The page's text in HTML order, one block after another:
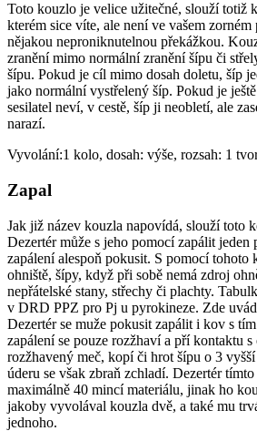
Toto kouzlo je velice užitečné, slouží totiž
kterém sice víte, ale není ve vašem
nějakou neproniknutelnou překážkou.
zranění mimo normální zranění šípu či
šípu. Pokud je cíl mimo dosah doletu, šíp
jako normální vystřelený šíp. Pokud je
sesilatel neví, v cestě, šíp ji neobletí, ale
narazí.
Vyvolání:1 kolo, dosah: výše, rozsah: 1
Zapal
Jak již název kouzla napovídá, slouží toto
Dezertér může s jeho pomocí zapálit jeden
zapálení alespoň pokusit. S pomocí tohoto
ohniště, šípy, když při sobě nemá zdroj
nepřátelské stany, střechy či plachty.
v DRD PPZ pro Pj u pyrokineze. Zde
Dezertér se muže pokusit zapálit i kov s
zapálení se pouze rozžhaví a pří kontaktu
rozžhavený meč, kopí či hrot šípu o 3
úderu se však zbraň zchladí. Dezertér
maximálně 40 mincí materiálu, jinak ho
jakoby vyvolával kouzla dvě, a také mu
jednoho.